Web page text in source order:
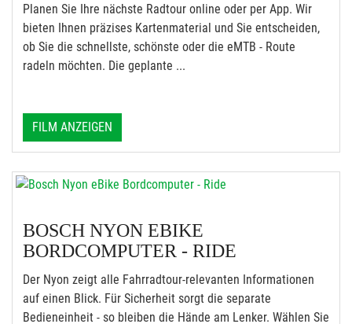
Planen Sie Ihre nächste Radtour online oder per App. Wir
bieten Ihnen präzises Kartenmaterial und Sie entscheiden,
ob Sie die schnellste, schönste oder die eMTB - Route
radeln möchten. Die geplante ...
FILM ANZEIGEN
BOSCH NYON EBIKE
BORDCOMPUTER - RIDE
Der Nyon zeigt alle Fahrradtour-relevanten Informationen
auf einen Blick. Für Sicherheit sorgt die separate
Bedieneinheit - so bleiben die Hände am Lenker. Wählen Sie